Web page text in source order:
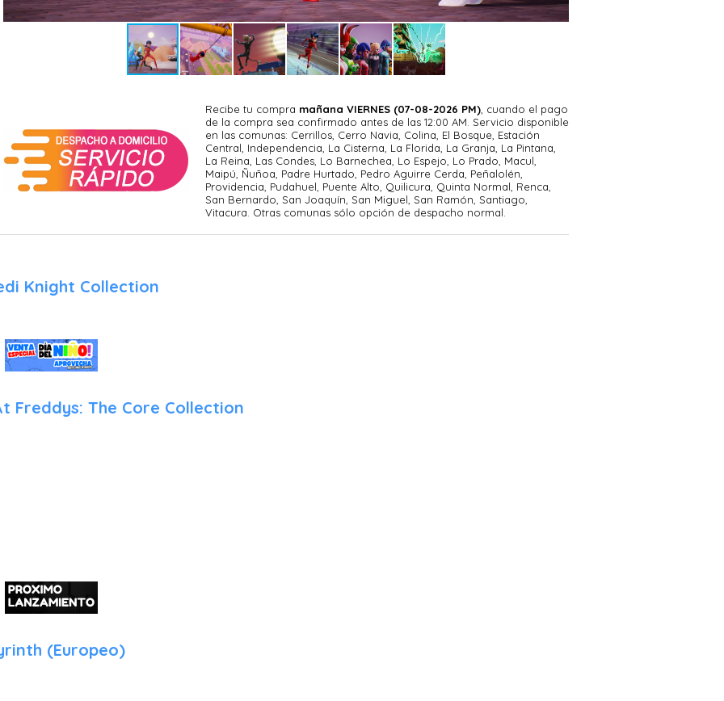
Recibe tu compra mañana VIERNES (07-08-2026 PM) , cuando el pago
de la compra sea confirmado antes de las 12:00 AM. Servicio disponible
en las comunas: Cerrillos, Cerro Navia, Colina, El Bosque, Estación
Central, Independencia, La Cisterna, La Florida, La Granja, La Pintana,
La Reina, Las Condes, Lo Barnechea, Lo Espejo, Lo Prado, Macul,
Maipú, Ñuñoa, Padre Hurtado, Pedro Aguirre Cerda, Peñalolén,
Providencia, Pudahuel, Puente Alto, Quilicura, Quinta Normal, Renca,
San Bernardo, San Joaquín, San Miguel, San Ramón, Santiago,
Vitacura. Otras comunas sólo opción de despacho normal.
Knight Collection
Freddys: The Core Collection
(Europeo)